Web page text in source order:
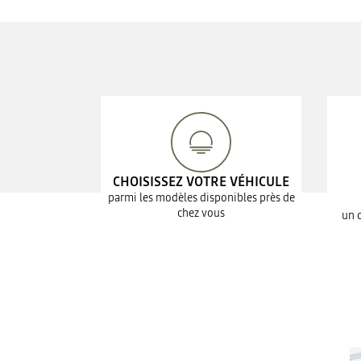
CHOISISSEZ VOTRE VÉHICULE
parmi les modèles disponibles près de
chez vous
un